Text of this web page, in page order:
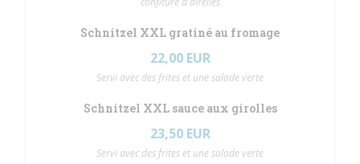
Schnitzel XXL gratiné au fromage
22,00 EUR
Servi avec des frites et une salade verte
Schnitzel XXL sauce aux girolles
23,50 EUR
Servi avec des frites et une salade verte